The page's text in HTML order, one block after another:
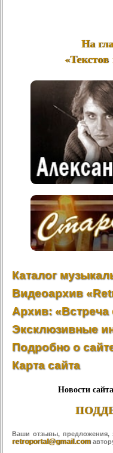
На
Каталог
Видеоархив
Архив: «Встреча
Эксклюзивные
Подробно о
Карта сайта
Новости
Ваши отзывы, предложения,
retroportal@gmail.com